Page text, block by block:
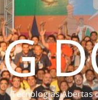
Tecnologias Abertas